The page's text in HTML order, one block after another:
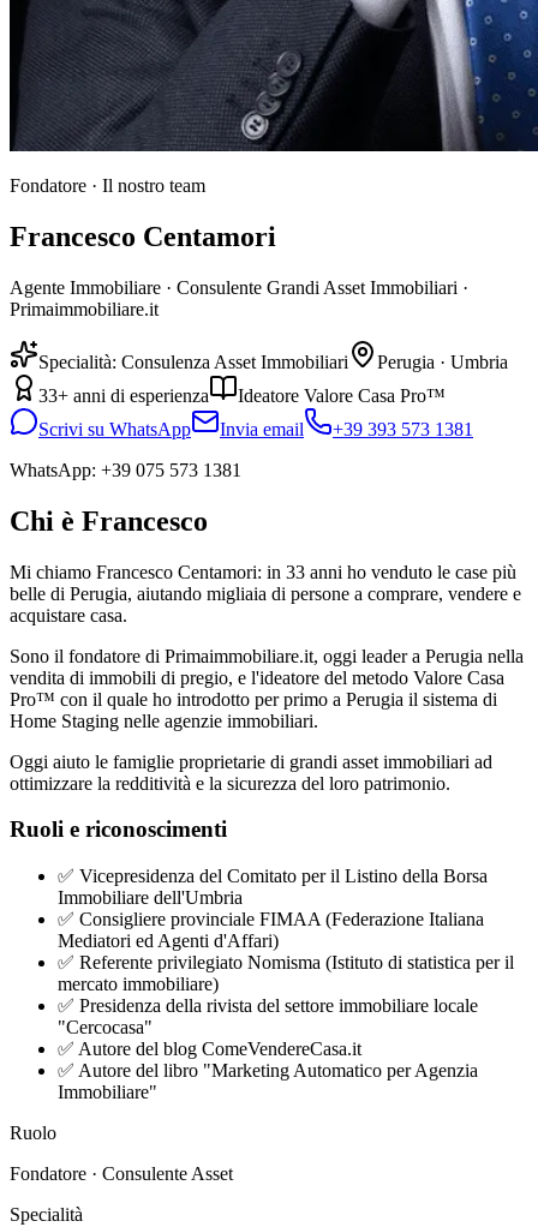
Fondatore · Il nostro team
Francesco Centamori
Agente Immobiliare · Consulente Grandi Asset Immobiliari ·
Primaimmobiliare.it
Specialità: Consulenza Asset Immobiliari
Perugia · Umbria
33+ anni di esperienza
Ideatore Valore Casa Pro™
Scrivi su WhatsApp
Invia email
+39 393 573 1381
WhatsApp: +39 075 573 1381
Chi è Francesco
Mi chiamo Francesco Centamori: in 33 anni ho venduto le case più
belle di Perugia, aiutando migliaia di persone a comprare, vendere e
acquistare casa.
Sono il fondatore di Primaimmobiliare.it, oggi leader a Perugia nella
vendita di immobili di pregio, e l'ideatore del metodo Valore Casa
Pro™ con il quale ho introdotto per primo a Perugia il sistema di
Home Staging nelle agenzie immobiliari.
Oggi aiuto le famiglie proprietarie di grandi asset immobiliari ad
ottimizzare la redditività e la sicurezza del loro patrimonio.
Ruoli e riconoscimenti
✅ Vicepresidenza del Comitato per il Listino della Borsa
Immobiliare dell'Umbria
✅ Consigliere provinciale FIMAA (Federazione Italiana
Mediatori ed Agenti d'Affari)
✅ Referente privilegiato Nomisma (Istituto di statistica per il
mercato immobiliare)
✅ Presidenza della rivista del settore immobiliare locale
"Cercocasa"
✅ Autore del blog ComeVendereCasa.it
✅ Autore del libro "Marketing Automatico per Agenzia
Immobiliare"
Ruolo
Fondatore · Consulente Asset
Specialità